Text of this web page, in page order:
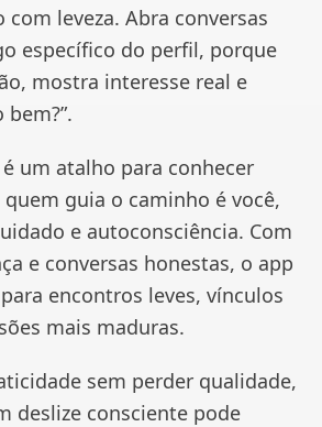
com leveza. Abra conversas
específico do perfil, porque
mostra interesse real e
um atalho para conhecer
guia o caminho é você,
e autoconsciência. Com
e conversas honestas, o app
encontros leves, vínculos
mais maduras.
sem perder qualidade,
deslize consciente pode